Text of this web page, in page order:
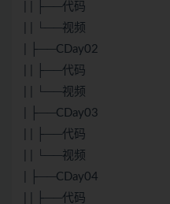
| | ├──代码
| | └──视频
| ├──CDay02
| | ├──代码
| | └──视频
| ├──CDay03
| | ├──代码
| | └──视频
| ├──CDay04
| | ├──代码